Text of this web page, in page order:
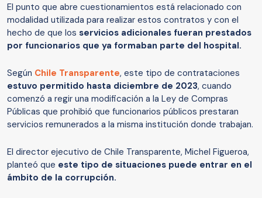
El punto que abre cuestionamientos está relacionado con
modalidad utilizada para realizar estos contratos y con el
hecho de que los servicios adicionales fueran prestados
por funcionarios que ya formaban parte del hospital.
Según Chile Transparente, este tipo de contrataciones
estuvo permitido hasta diciembre de 2023, cuando
comenzó a regir una modificación a la Ley de Compras
Públicas que prohibió que funcionarios públicos prestaran
servicios remunerados a la misma institución donde trabajan.
El director ejecutivo de Chile Transparente, Michel Figueroa,
planteó que este tipo de situaciones puede entrar en el
ámbito de la corrupción.